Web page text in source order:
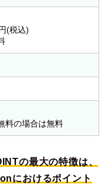
(税込)
料の場合は無料
の最大の特徴は、
におけるポイント